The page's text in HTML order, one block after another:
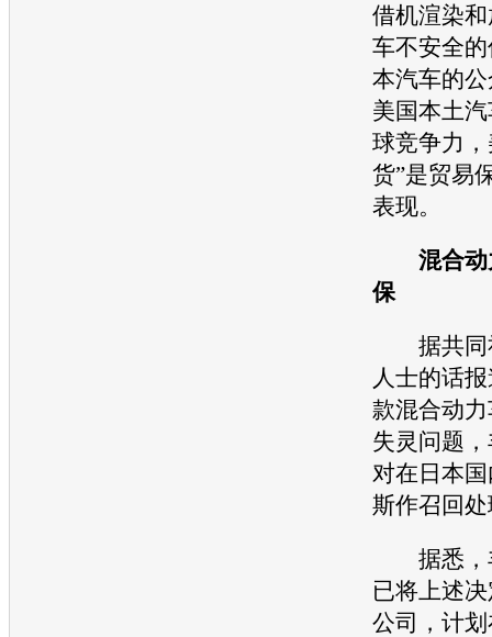
借机渲染
车不安全
本汽车的
美国本土
球竞争力
货”是贸易
表现。
混合动
保
据共同
人士的话
款混合动
失灵问题，
对在日本
斯作召回
据悉，
已将上述
公司，计